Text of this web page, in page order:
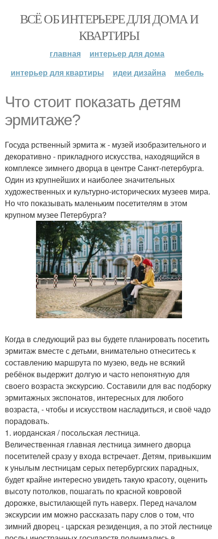
ВСЁ ОБ ИНТЕРЬЕРЕ ДЛЯ ДОМА И
КВАРТИРЫ
главная
интерьер для дома
интерьер для квартиры
идеи дизайна мебель
Что стоит показать детям
эрмитаже?
Госуда рственный эрмита ж - музей изобразительного и
декоративно - прикладного искусства, находящийся в
комплексе зимнего дворца в центре Санкт-петербурга.
Один из крупнейших и наиболее значительных
художественных и культурно-исторических музеев мира.
Но что показывать маленьким посетителям в этом
крупном музее Петербурга?
Когда в следующий раз вы будете планировать посетить
эрмитаж вместе с детьми, внимательно отнеситесь к
составлению маршрута по музею, ведь не всякий
ребёнок выдержит долгую и часто непонятную для
своего возраста экскурсию. Составили для вас подборку
эрмитажных экспонатов, интересных для любого
возраста, - чтобы и искусством насладиться, и своё чадо
порадовать.
1. иорданская / посольская лестница.
Величественная главная лестница зимнего дворца
посетителей сразу у входа встречает. Детям, привыкшим
к унылым лестницам серых петербургских парадных,
будет крайне интересно увидеть такую красоту, оценить
высоту потолков, пошагать по красной ковровой
дорожке, выстилающей путь наверх. Перед началом
экскурсии им можно рассказать пару слов о том, что
зимний дворец - царская резиденция, а по этой лестнице